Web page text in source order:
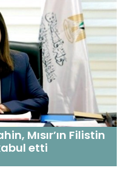
Mısır’ın Filistin
etti